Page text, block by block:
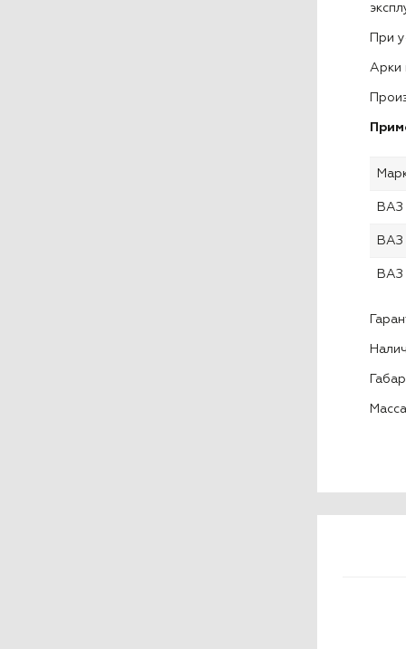
При
Арки
ВАЗ
ВАЗ
ВАЗ